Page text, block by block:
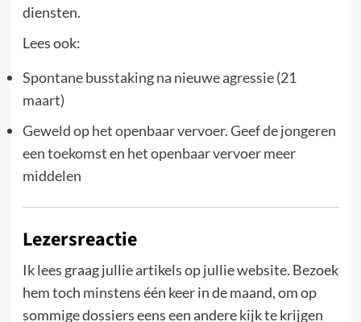
diensten.
Lees ook:
Spontane busstaking na nieuwe agressie (21
maart)
Geweld op het openbaar vervoer. Geef de jongeren
een toekomst en het openbaar vervoer meer
middelen
Lezersreactie
Ik lees graag jullie artikels op jullie website. Bezoek
hem toch minstens één keer in de maand, om op
sommige dossiers eens een andere kijk te krijgen